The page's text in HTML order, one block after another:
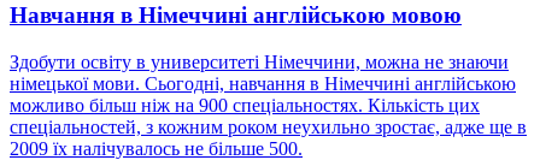
Навчання в Німеччині англійською мовою
Здобути освіту в университеті Німеччини, можна не знаючи
німецької мови. Сьогодні, навчання в Німеччині англійською
можливо більш ніж на 900 спеціальностях. Кількість цих
спеціальностей, з кожним роком неухильно зростає, адже ще в
2009 їх налічувалось не більше 500.